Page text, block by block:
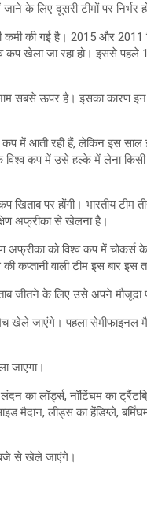
के लिए दूसरी टीमों पर निर्भर
कमी की गई है। 2015 और 2011
कप खेला जा रहा हो। इससे पहले
सबसे ऊपर है। इसका कारण इन
में आती रही हैं, लेकिन इस साल
कप में उसे हल्के में लेना किसी
पर होंगी। भारतीय टीम
अफ्रीका से खेलना है।
अफ्रीका को विश्व कप में
कप्तानी वाली टीम इस बार इस
जीतने के लिए उसे अपने मौजूदा
खेले जाएंगे। पहला
जाएगा।
का लॉर्ड्स, नॉटिंघम का
मैदान, लीड्स का हेंडिग्ले,
से खेले जाएंगे।